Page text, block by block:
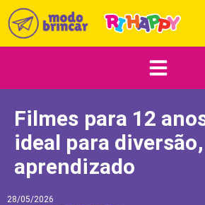
Filmes para 12
ideal para
aprendizado
28/05/2026